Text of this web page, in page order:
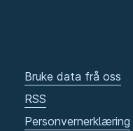
Bruke data frå oss
RSS
Personvernerklæring